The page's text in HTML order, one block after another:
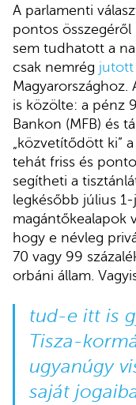
A parlamenti
pontos
sem tudhatott a
csak nemrég jutott
is közölte: a pénz
Bankon (MFB) és
„közvetítődött ki”
tehát friss és
segítheti a
legkésőbb július 1-
magántőkealapok
hogy e névleg
70 vagy 99
orbáni állam.
tud-e itt is
Tisza-
ugyanúgy
saját